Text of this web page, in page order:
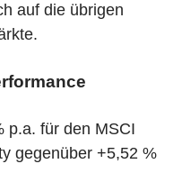
auf die übrigen
p.a. für den MSCI
gegenüber +5,52 %